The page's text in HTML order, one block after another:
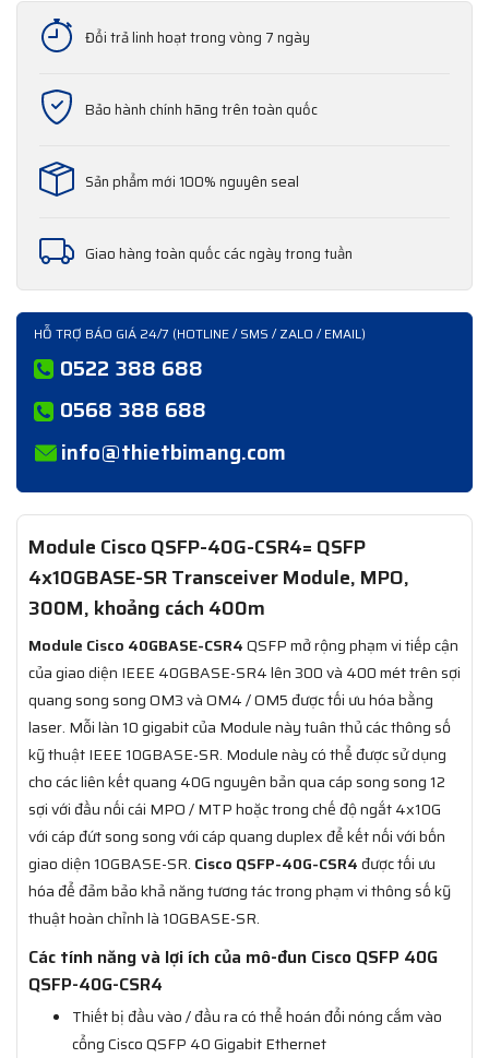
Đổi trả linh hoạt trong vòng 7 ngày
Bảo hành chính hãng trên toàn quốc
Sản phẩm mới 100% nguyên seal
Giao hàng toàn quốc các ngày trong tuần
HỖ TRỢ BÁO GIÁ 24/7 (HOTLINE / SMS / ZALO / EMAIL)
0522 388 688
0568 388 688
info@thietbimang.com
Module Cisco QSFP-40G-CSR4= QSFP
4x10GBASE-SR Transceiver Module, MPO,
300M, khoảng cách 400m
Module Cisco 40GBASE-CSR4QSFP mở rộng phạm vi tiếp cận
của giao diện IEEE 40GBASE-SR4 lên 300 và 400 mét trên sợi
quang song song OM3 và OM4 / OM5 được tối ưu hóa bằng
laser. Mỗi làn 10 gigabit của Module này tuân thủ các thông số
kỹ thuật IEEE 10GBASE-SR. Module này có thể được sử dụng
cho các liên kết quang 40G nguyên bản qua cáp song song 12
sợi với đầu nối cái MPO / MTP hoặc trong chế độ ngắt 4x10G
với cáp đứt song song với cáp quang duplex để kết nối với bốn
giao diện 10GBASE-SR. Cisco QSFP-40G-CSR4 được tối ưu
hóa để đảm bảo khả năng tương tác trong phạm vi thông số kỹ
thuật hoàn chỉnh là 10GBASE-SR.
Các tính năng và lợi ích của mô-đun Cisco QSFP 40G
QSFP-40G-CSR4
Thiết bị đầu vào / đầu ra có thể hoán đổi nóng cắm vào
cổng Cisco QSFP 40 Gigabit Ethernet